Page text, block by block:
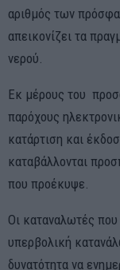
αριθμός των
απεικονίζει τα
νερού.
Εκ μέρους του
παρόχους
κατάρτιση και
καταβάλλονται
που προέκυψε.
Οι καταναλωτές που
υπερβολική
δυνατότητα να